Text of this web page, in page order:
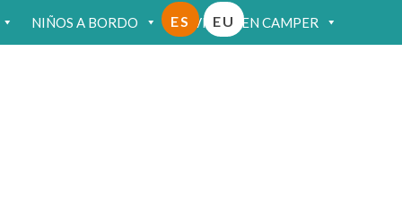
NIÑOS A BORDO VIAJAR EN CAMPER
ES EU